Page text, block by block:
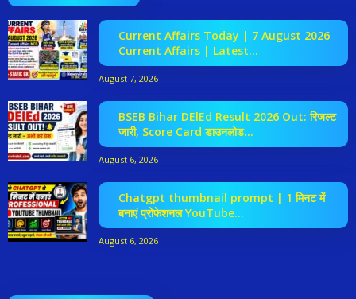
Current Affairs Today | 7 August 2026
Current Affairs | Latest...
August 7, 2026
BSEB Bihar DElEd Result 2026 Out: रिजल्ट
जारी, Score Card डाउनलोड...
August 6, 2026
Chatgpt thumbnail prompt | 1 मिनट में
बनाएं प्रोफेशनल YouTube...
August 6, 2026